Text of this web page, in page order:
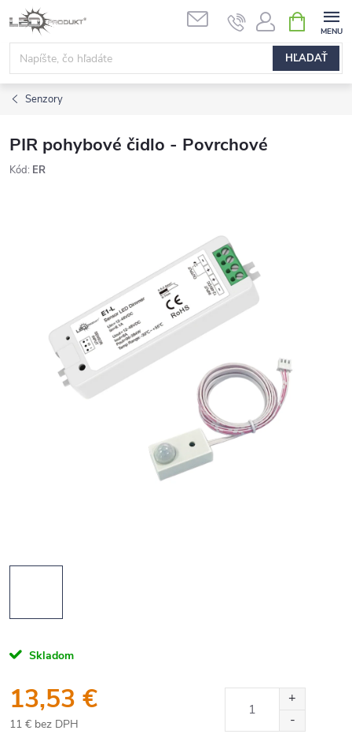
Prejsť
na
obsah
HĽADAŤ
KOŠÍK
Senzory
PIR pohybové čidlo - Povrchové
Kód: ER
Skladom
13,53 €
11 € bez DPH